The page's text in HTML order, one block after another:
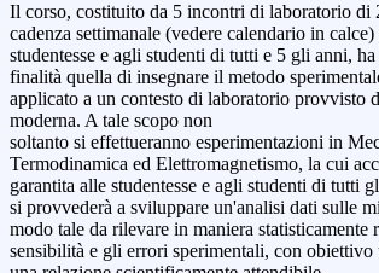
Il corso, costituito da 5 incontri di laboratorio di
cadenza settimanale (vedere calendario in
studentesse e agli studenti di tutti e 5 gli anni,
finalità quella di insegnare il metodo
applicato a un contesto di laboratorio provvisto
moderna. A tale scopo non
soltanto si effettueranno esperimentazioni in
Termodinamica ed Elettromagnetismo, la cui
garantita alle studentesse e agli studenti di tutti
si provvederà a sviluppare un'analisi dati sulle
modo tale da rilevare in maniera statisticamente
sensibilità e gli errori sperimentali, con